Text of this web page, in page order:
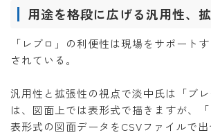
用途を格段に広げる汎用性、
「レブロ」の利便性は現場をサポート
されている。
汎用性と拡張性の視点で淡中氏は「ブ
は、図面上では表形式で描きますが、
表形式の図面データをCSVファイルで